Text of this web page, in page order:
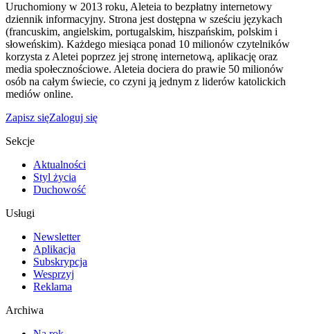
Uruchomiony w 2013 roku, Aleteia to bezpłatny internetowy
dziennik informacyjny. Strona jest dostępna w sześciu językach
(francuskim, angielskim, portugalskim, hiszpańskim, polskim i
słoweńskim). Każdego miesiąca ponad 10 milionów czytelników
korzysta z Aletei poprzez jej stronę internetową, aplikację oraz
media społecznościowe. Aleteia dociera do prawie 50 milionów
osób na całym świecie, co czyni ją jednym z liderów katolickich
mediów online.
Zapisz sięZaloguj się
Sekcje
Aktualności
Styl życia
Duchowość
Usługi
Newsletter
Aplikacja
Subskrypcja
Wesprzyj
Reklama
Archiwa